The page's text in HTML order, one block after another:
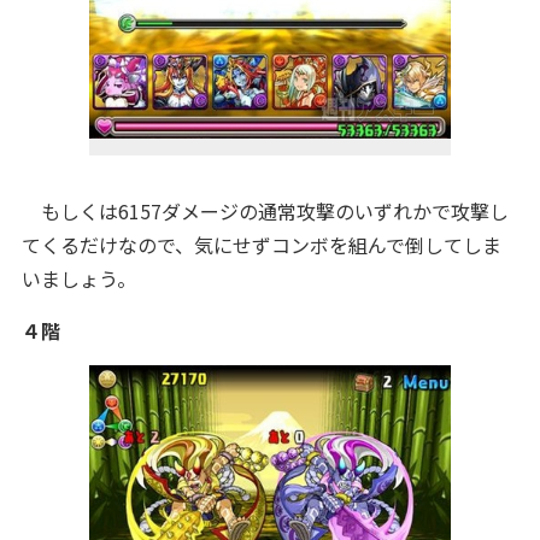
もしくは6157ダメージの通常攻撃のいずれかで攻撃し
てくるだけなので、気にせずコンボを組んで倒してしま
いましょう。
４階